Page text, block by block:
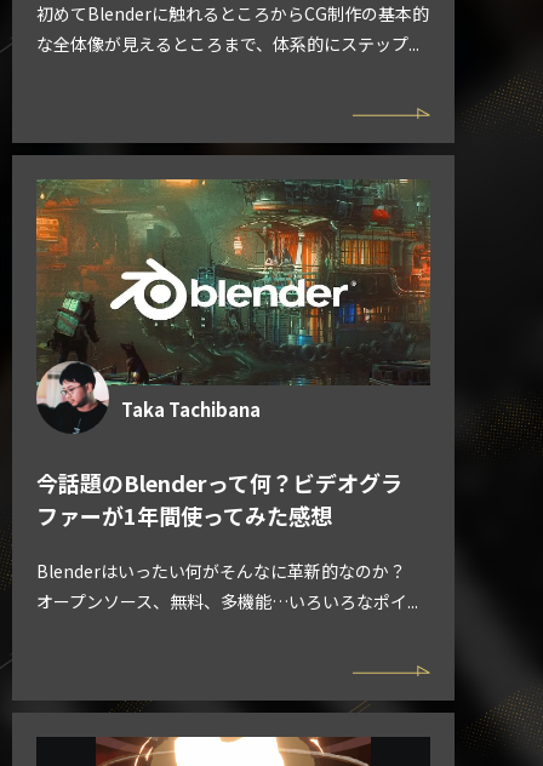
初めてBlenderに触れるところからCG制作の基本的
な全体像が見えるところまで、体系的にステップ...
Taka Tachibana
今話題のBlenderって何？ビデオグラ
ファーが1年間使ってみた感想
Blenderはいったい何がそんなに革新的なのか？
オープンソース、無料、多機能…いろいろなポイ...